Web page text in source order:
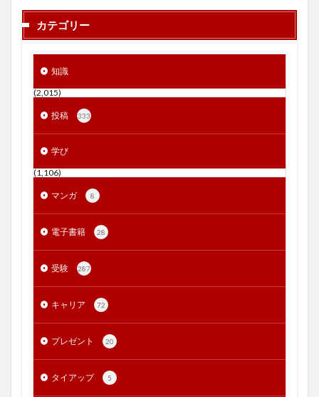
カテゴリー
知識
(2,015)
投稿 333
学び
(1,106)
マンガ 8
電子書籍 28
受験 287
キャリア 72
プレゼント 20
タイアップ 5